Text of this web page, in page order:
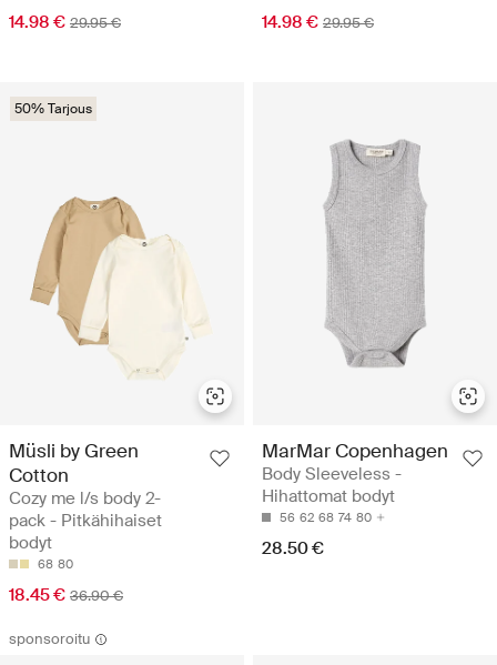
14.98 € 29.95 € 14.98 € 29.95 €
50% Tarjous
Müsli by Green
Cotton
Cozy me l/s body 2-
pack - Pitkähihaiset
bodyt
68 80
18.45 € 36.90 €
MarMar Copenhagen
Body Sleeveless -
Hihattomat bodyt
56 62 68 74 80
28.50 €
sponsoroitu